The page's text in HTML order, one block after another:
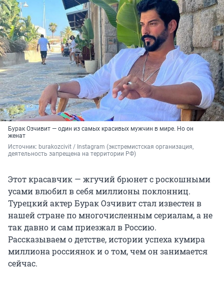
Бурак Озчивит — один из самых красивых мужчин в мире. Но он
женат
Источник: burakozcivit / Instagram (экстремистская организация,
деятельность запрещена на территории РФ)
Этот красавчик — жгучий брюнет с роскошными
усами влюбил в себя миллионы поклонниц.
Турецкий актер Бурак Озчивит стал известен в
нашей стране по многочисленным сериалам, а не
так давно и сам приезжал в Россию.
Рассказываем о детстве, истории успеха кумира
миллиона россиянок и о том, чем он занимается
сейчас.